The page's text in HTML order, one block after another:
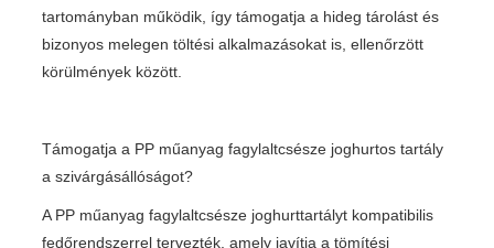
tartományban működik, így támogatja a hideg tárolást és
bizonyos melegen töltési alkalmazásokat is, ellenőrzött
körülmények között.
Támogatja a PP műanyag fagylaltcsésze joghurtos tartály
a szivárgásállóságot?
A PP műanyag fagylaltcsésze joghurttartályt kompatibilis
fedőrendszerrel tervezték, amely javítja a tömítési